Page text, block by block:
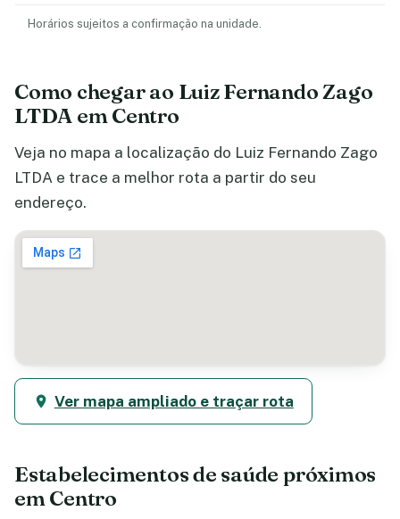
Horários sujeitos a confirmação na unidade.
Como chegar ao Luiz Fernando Zago
LTDA em Centro
Veja no mapa a localização do Luiz Fernando Zago
LTDA e trace a melhor rota a partir do seu
endereço.
Ver mapa ampliado e traçar rota
Estabelecimentos de saúde próximos
em Centro